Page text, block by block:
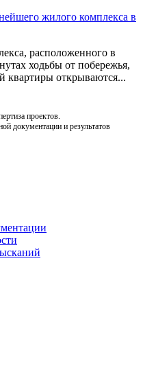
жилого комплекса в
расположенного в
ходьбы от побережья,
квартиры открываются...
проектов.
документации и результатов